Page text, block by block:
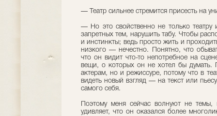
— Театр сильнее стремится присесть на
— Но это свойственно не только театру
запретных тем, нарушить табу. Чтобы
и инстинкты; ведь просто жить и
низкого — нечестно. Понятно, что
что он видит что-то непотребное на
вещи, о которых он не хотел бы думать.
актерам, но и режиссуре, потому что в
видеть новый взгляд — на текст или
самого себя.
Поэтому меня сейчас волнуют не темы,
удивляет, что он оказался более